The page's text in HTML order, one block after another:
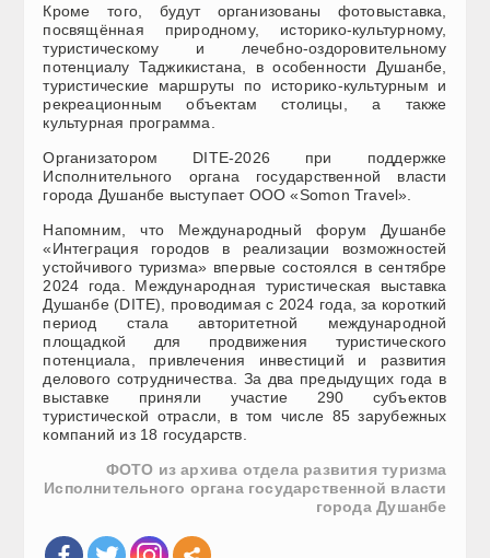
Кроме того, будут организованы фотовыставка,
посвящённая природному, историко-культурному,
туристическому и лечебно-оздоровительному
потенциалу Таджикистана, в особенности Душанбе,
туристические маршруты по историко-культурным и
рекреационным объектам столицы, а также
культурная программа.
Организатором DITE-2026 при поддержке
Исполнительного органа государственной власти
города Душанбе выступает ООО «Somon Travel».
Напомним, что Международный форум Душанбе
«Интеграция городов в реализации возможностей
устойчивого туризма» впервые состоялся в сентябре
2024 года. Международная туристическая выставка
Душанбе (DITE), проводимая с 2024 года, за короткий
период стала авторитетной международной
площадкой для продвижения туристического
потенциала, привлечения инвестиций и развития
делового сотрудничества. За два предыдущих года в
выставке приняли участие 290 субъектов
туристической отрасли, в том числе 85 зарубежных
компаний из 18 государств.
ФОТО из архива отдела развития туризма
Исполнительного органа государственной власти
города Душанбе